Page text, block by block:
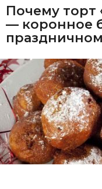
Почему торт
— коронное